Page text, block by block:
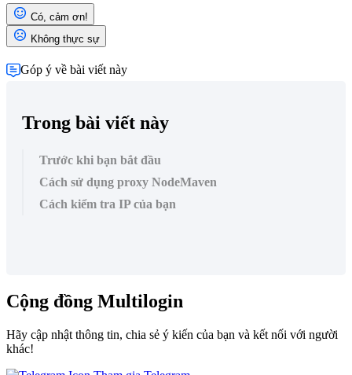
Có, cảm ơn!
Không thực sự
Góp ý về bài viết này
Trong bài viết này
Trước khi bạn bắt đầu
Cách sử dụng proxy NodeMaven
Cách kiểm tra IP của bạn
Cộng đồng Multilogin
Hãy cập nhật thông tin, chia sẻ ý kiến của bạn và kết nối với người
khác!